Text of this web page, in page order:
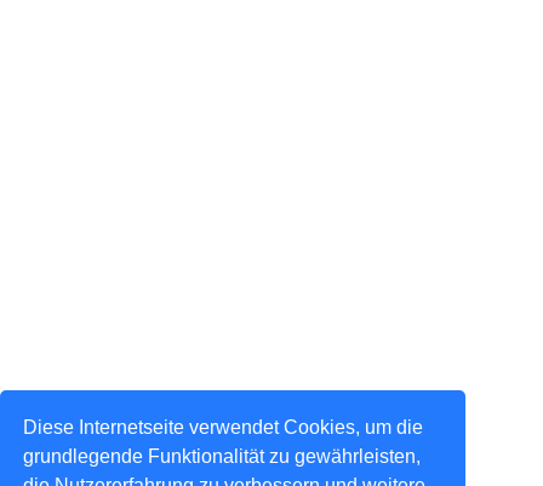
Diese Internetseite verwendet Cookies, um die
grundlegende Funktionalität zu gewährleisten,